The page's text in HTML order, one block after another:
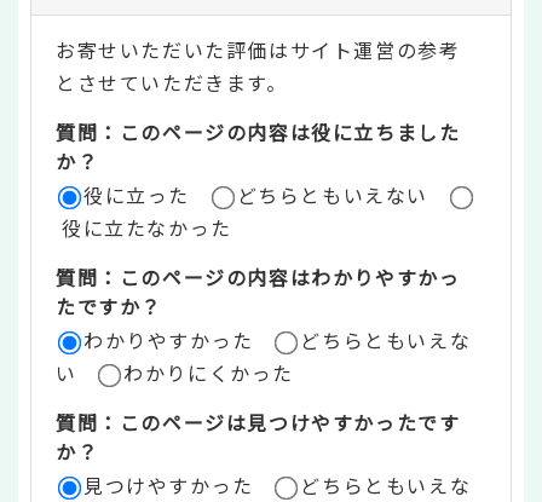
テ
ン
ツ
評
価
リ
ア
お寄せいただいた評価はサイト運営の参考
とさせていただきます。
質問：このページの内容は役に立ちました
か？
役に立った
どちらともいえない
役に立たなかった
質問：このページの内容はわかりやすかっ
たですか？
わかりやすかった
どちらともいえな
い
わかりにくかった
質問：このページは見つけやすかったです
か？
見つけやすかった
どちらともいえな